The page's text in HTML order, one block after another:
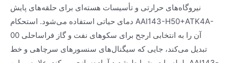
نیروگاه‌های حرارتی و تأسیسات هسته‌ای برای حلقه‌های پایش
دمای حیاتی استفاده می‌شود. استحکام AAI143-H50+ATK4A-
00 آن را به انتخابی ارجح برای سکوهای نفت و گاز فراساحلی
تبدیل می‌کند، جایی که سیگنال‌های سنسورهای سرچاهی و خط